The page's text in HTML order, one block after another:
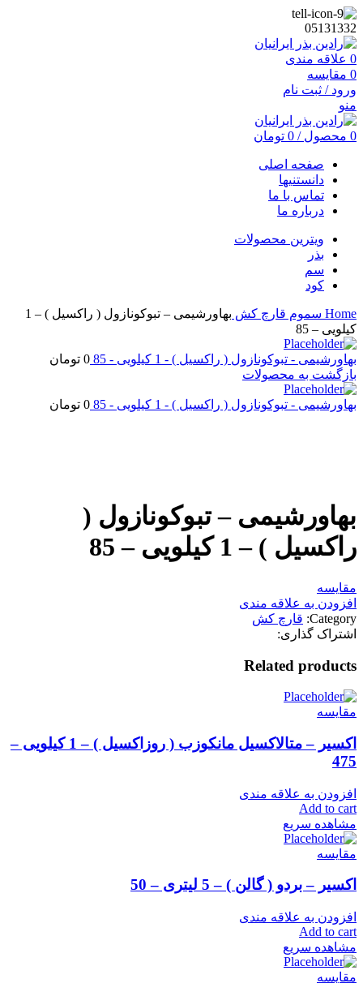
05131332
0 علاقه مندی
0 مقایسه
ورود / ثبت نام
منو
0 محصول /
0 تومان
صفحه اصلی
دانستنیها
تماس با ما
درباره ما
ویترین محصولات
بذر
سم
کود
Home سموم قارچ کش
بهاورشیمی – تبوکونازول ( راکسیل ) – 1
کیلویی – 85
بهاورشیمی - تبوکونازول ( راکسیل ) - 1 کیلویی - 85 0 تومان
بازگشت به محصولات
بهاورشیمی - تبوکونازول ( راکسیل ) - 1 کیلویی - 85 0 تومان
بهاورشیمی – تبوکونازول (
راکسیل ) – 1 کیلویی – 85
مقایسه
افزودن به علاقه مندی
Category: قارچ کش
اشتراک گذاری:
Related products
مقایسه
اکسیر – متالاکسیل مانکوزب ( روزاکسیل ) – 1 کیلویی –
475
افزودن به علاقه مندی
Add to cart
مشاهده سریع
مقایسه
اکسیر – بردو ( گالن ) – 5 لیتری – 50
افزودن به علاقه مندی
Add to cart
مشاهده سریع
مقایسه